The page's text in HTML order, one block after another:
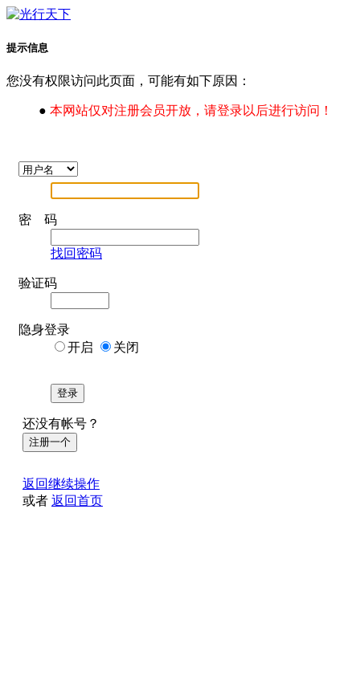
提示信息
您没有权限访问此页面，可能有如下原因：
● 本网站仅对注册会员开放，请登录以后进行访问！
密 码
找回密码
验证码
隐身登录
开启
关闭
登录
还没有帐号？
注册一个
返回继续操作
或者 返回首页